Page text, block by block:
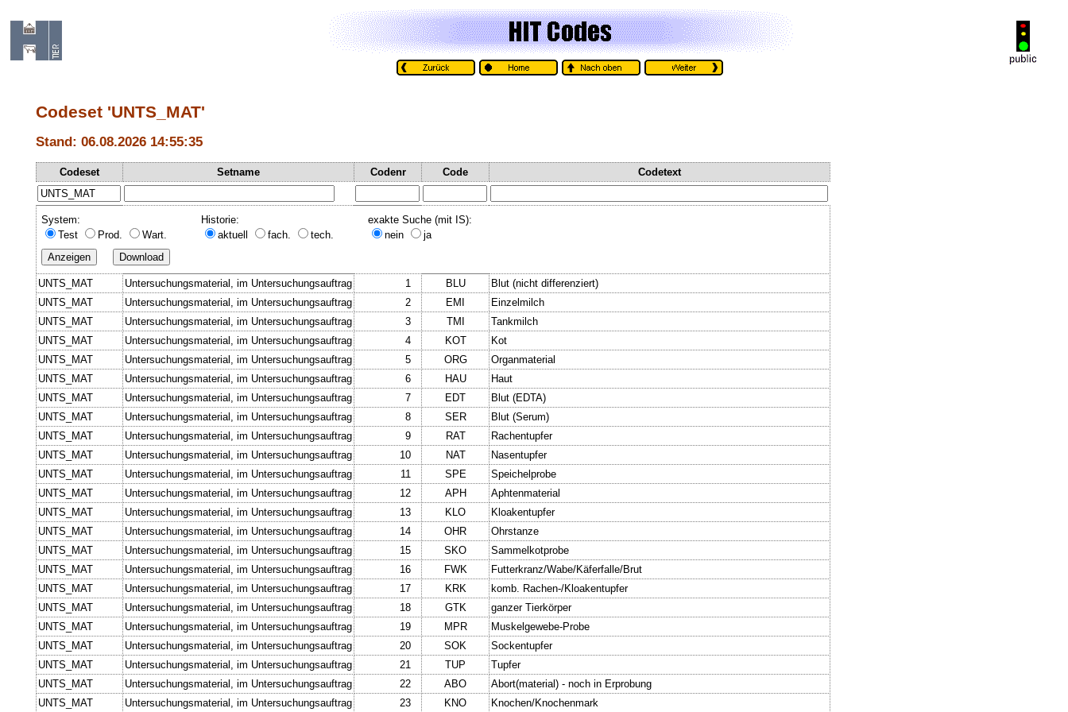
Codeset 'UNTS_MAT'
Stand: 06.08.2026 14:55:35
Codeset Setname Codenr Code Codetext
System:
Test
Prod. Wart.
Historie:
aktuell
fach. tech.
exakte Suche (mit IS):
nein
ja
UNTS_MAT Untersuchungsmaterial, im Untersuchungsauftrag 1 BLU
Blut (nicht differenziert)
UNTS_MAT
Untersuchungsmaterial, im Untersuchungsauftrag 2 EMI
Einzelmilch
UNTS_MAT
Untersuchungsmaterial, im Untersuchungsauftrag 3 TMI
Tankmilch
UNTS_MAT
Untersuchungsmaterial, im Untersuchungsauftrag 4 KOT
Kot
UNTS_MAT
Untersuchungsmaterial, im Untersuchungsauftrag 5 ORG
Organmaterial
UNTS_MAT
Untersuchungsmaterial, im Untersuchungsauftrag 6 HAU
Haut
UNTS_MAT
Untersuchungsmaterial, im Untersuchungsauftrag 7 EDT
Blut (EDTA)
UNTS_MAT
Untersuchungsmaterial, im Untersuchungsauftrag 8 SER
Blut (Serum)
UNTS_MAT
Untersuchungsmaterial, im Untersuchungsauftrag 9 RAT
Rachentupfer
UNTS_MAT
Untersuchungsmaterial, im Untersuchungsauftrag 10 NAT
Nasentupfer
UNTS_MAT
Untersuchungsmaterial, im Untersuchungsauftrag 11 SPE
Speichelprobe
UNTS_MAT
Untersuchungsmaterial, im Untersuchungsauftrag 12 APH
Aphtenmaterial
UNTS_MAT
Untersuchungsmaterial, im Untersuchungsauftrag 13 KLO
Kloakentupfer
UNTS_MAT
Untersuchungsmaterial, im Untersuchungsauftrag 14 OHR
Ohrstanze
UNTS_MAT
Untersuchungsmaterial, im Untersuchungsauftrag 15 SKO
Sammelkotprobe
UNTS_MAT
Untersuchungsmaterial, im Untersuchungsauftrag 16 FWK
Futterkranz/Wabe/Käferfalle/Brut
UNTS_MAT
Untersuchungsmaterial, im Untersuchungsauftrag 17 KRK
komb. Rachen-/Kloakentupfer
UNTS_MAT
Untersuchungsmaterial, im Untersuchungsauftrag 18 GTK
ganzer Tierkörper
UNTS_MAT
Untersuchungsmaterial, im Untersuchungsauftrag 19 MPR
Muskelgewebe-Probe
UNTS_MAT
Untersuchungsmaterial, im Untersuchungsauftrag 20 SOK
Sockentupfer
UNTS_MAT
Untersuchungsmaterial, im Untersuchungsauftrag 21 TUP
Tupfer
UNTS_MAT
Untersuchungsmaterial, im Untersuchungsauftrag 22 ABO
Abort(material) - noch in Erprobung
UNTS_MAT
Untersuchungsmaterial, im Untersuchungsauftrag 23 KNO Knochen/Knochenmark